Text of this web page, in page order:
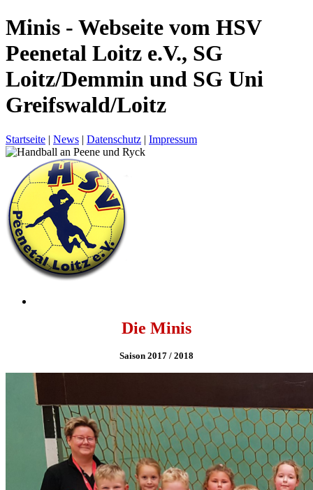
Minis - Webseite vom HSV
Peenetal Loitz e.V., SG
Loitz/Demmin und SG Uni
Greifswald/Loitz
Startseite | News | Datenschutz | Impressum
Die Minis
Saison 2017 / 2018